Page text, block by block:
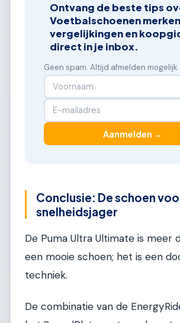
Ontvang de beste tips
Voetbalschoenen merken
vergelijkingen en
direct in je inbox.
Geen spam. Altijd afmelden mogelijk.
Aanmelden →
Conclusie: De schoen
snelheidsjager
De Puma Ultra Ultimate is meer
een mooie schoen; het is een
techniek.
De combinatie van de